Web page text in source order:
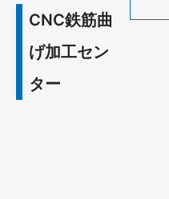
CNC鉄筋曲
げ加工セン
ター